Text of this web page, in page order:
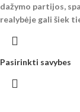
dažymo partijos,
realybėje gali šiek
Pasirinkti savybes